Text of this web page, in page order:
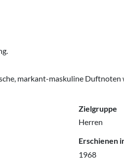
markant-maskuline Duftnoten
Zielgruppe
Herren
Erschienen
1968